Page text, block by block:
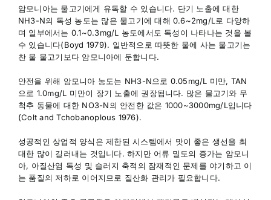
암모니아는 물고기에게 유독할 수 있습니다. 단기 노출에 대한
NH3-N의 독성 농도는 많은 물고기에 대해 0.6~2mg/L로 다양하
며 일부에서는 0.1~0.3mg/L 농도에서도 독성이 나타나는 것을 볼
수 있습니다(Boyd 1979). 일반적으로 따뜻한 물에 사는 물고기는
찬 물 물고기보다 암모니아에 둔합니다.
안전을 위해 암모니아 농도는 NH3-N으로 0.05mg/L 미만, TAN
으로 1.0mg/L 미만이 장기 노출에 권장됩니다. 많은 물고기와 무
척추 동물에 대한 NO3-N의 안전한 값은 1000~3000mg/L입니다
(Colt and Tchobanoplous 1976).
성공적인 상업적 양식은 제한된 시스템에서 맛이 좋은 생선을 최
대한 많이 길러내는 것입니다. 하지만 어류 밀도의 증가는 암모니
아, 아질산염 독성 및 슬러지 축적의 잠재적인 문제를 야기하고 이
는 품질의 저하로 이어지므로 질산화 관리가 필요합니다.